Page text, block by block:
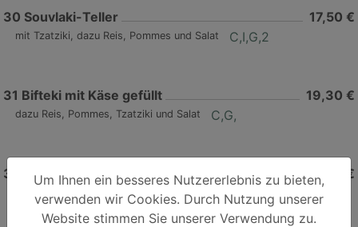
30 Souvlaki-Teller 17,50 €
mit Tzatziki, dazu Reis, Pommes und Salat C,I,G,2
31 Bifteki mit Käse gefüllt 19,30 €
dazu Reis, Pommes, Tzatziki und Salat C,G,
32 Paros-Teller 17,70 €
A,C,G,I,4,2
Um Ihnen ein besseres Nutzererlebnis zu bieten,
verwenden wir Cookies. Durch Nutzung unserer
Website stimmen Sie unserer Verwendung zu.